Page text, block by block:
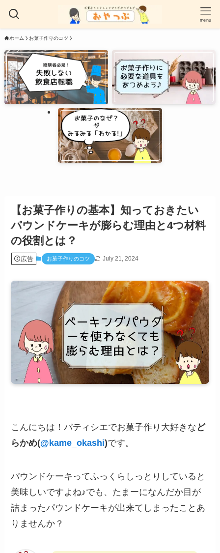
menu
ホーム お菓子作りのコツ
【お菓子作りの基本】知っておきたい
パウンドケーキが膨らむ理由と4つ材料
の役割とは？
広告 お菓子作りのコツ July 21, 2024
こんにちは！パティシエでお菓子作り大好きな ど
らかめ(@kame_okashi)です。
パウンドケーキってふっくらしっとりしていると
美味しいですよね♪でも、たまーになんだか目が
詰まったパウンドケーキが出来てしまったことあ
りませんか？